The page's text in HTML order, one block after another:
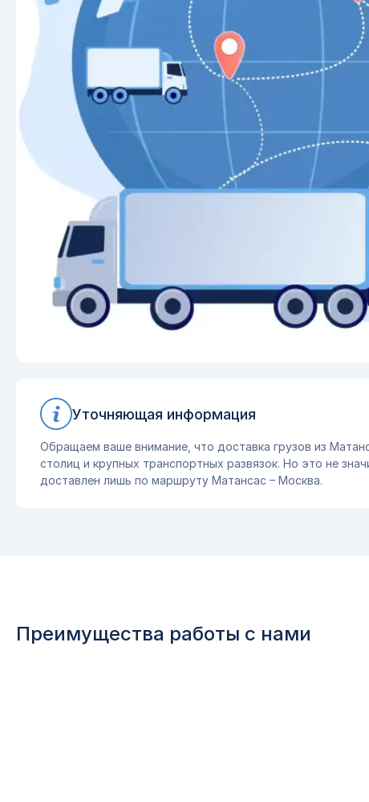
Уточняющая информация
Обращаем ваше внимание, что доставка грузов из
столиц и крупных транспортных развязок. Но это не
доставлен лишь по маршруту Матансас – Москва.
Преимущества работы с нами